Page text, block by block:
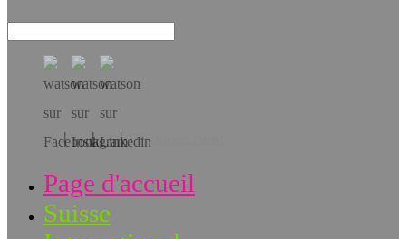
Téléchargez l’app!
Page d'accueil
Suisse